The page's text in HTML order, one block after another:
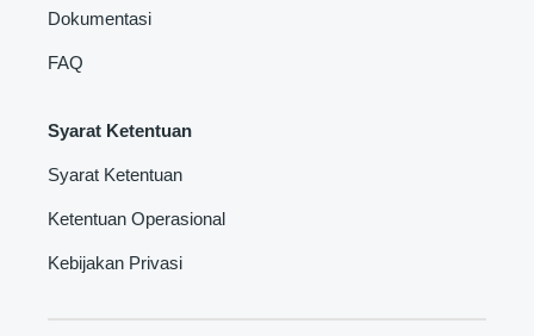
Dokumentasi
FAQ
Syarat Ketentuan
Syarat Ketentuan
Ketentuan Operasional
Kebijakan Privasi